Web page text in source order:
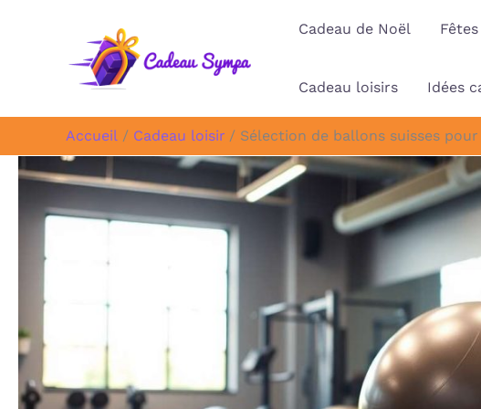
Cadeau de Noël Fêtes
Cadeau loisirs Idées
Accueil Cadeau loisir Sélection de ballons suisses